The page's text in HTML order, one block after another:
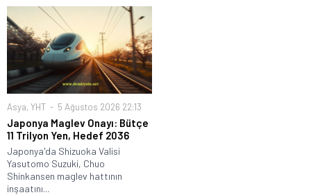
Asya, YHT 5 Ağustos 2026 22:13
Japonya Maglev Onayı: Bütçe
11 Trilyon Yen, Hedef 2036
Japonya'da Shizuoka Valisi
Yasutomo Suzuki, Chuo
Shinkansen maglev hattının
inşaatını...